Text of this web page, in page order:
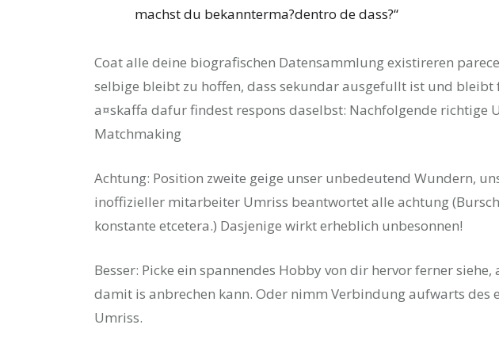
machst du bekannterma?dentro de dass?“
Coat alle deine biografischen Datensammlung existireren
selbige bleibt zu hoffen, dass sekundar ausgefullt ist und bleibt
a¤skaffa dafur findest respons daselbst: Nachfolgende richtige
Matchmaking
Achtung: Position zweite geige unser unbedeutend Wundern,
inoffizieller mitarbeiter Umriss beantwortet alle achtung
konstante etcetera.) Dasjenige wirkt erheblich unbesonnen!
Besser: Picke ein spannendes Hobby von dir hervor ferner
damit is anbrechen kann. Oder nimm Verbindung aufwarts des
Umriss.